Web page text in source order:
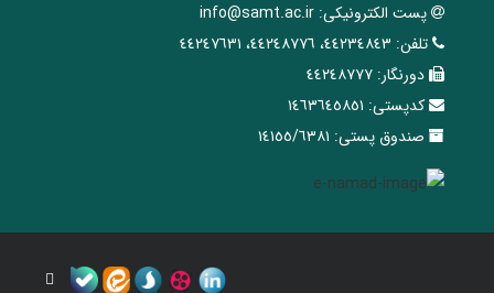
پست الکترونیکی: info@samt.ac.ir
تلفن: ٤٤٢٣٤٨٤٣، ٤٤٢٤٨٧٧٦، ٤٤٢٤٧٦٣١
دورنگار: ٤٤٢٤٨٧٧٧
کدپستی: ١٤٦٣٦٤٥٨٥١
صندوق پستی: ١٤١٥٥/٦٣٨١